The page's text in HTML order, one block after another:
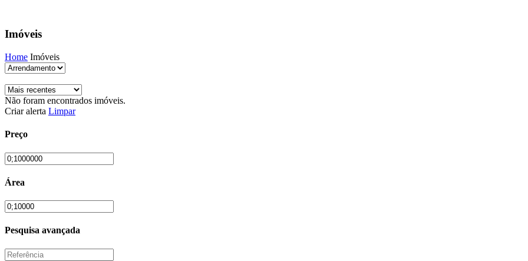
Imóveis
Home Imóveis
Não foram encontrados imóveis.
Criar alerta Limpar
Preço
Área
Pesquisa avançada